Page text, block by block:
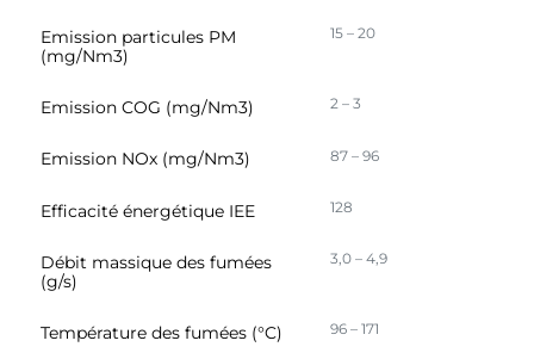
Emission particules PM
(mg/Nm3)
15 – 20
Emission COG (mg/Nm3) 2 – 3
Emission NOx (mg/Nm3) 87 – 96
Efficacité énergétique IEE 128
Débit massique des fumées
(g/s)
3,0 – 4,9
Température des fumées (°C) 96 – 171